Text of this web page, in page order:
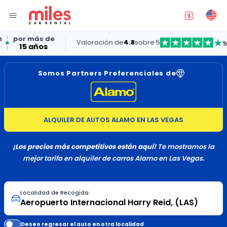
de Valoración de4.8sobre 5
Somos Partners Preferenciales de
ALQUILER DE AUTOS ALAMO EN LAS VEGAS
¡Los precios más competitivos están aquí!Te mostramos la
mejor tarifa en alquiler de carros Alamo en Las Vegas.
Localidad de Recogida
Deseo regresar el auto en otra localidad